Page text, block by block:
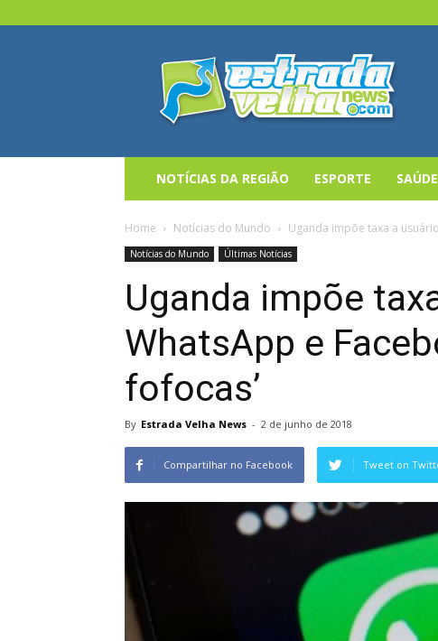
Estrada
Velha
News
NOTÍCIAS DA REGIÃO ESPORTE SAÚDE
Home Notícias do Mundo Uganda impõe taxa a
Notícias do Mundo Últimas Notícias
Uganda impõe
WhatsApp e
fofocas’
By Estrada Velha News - 2 de junho de 2018
Compartilhar no Facebook Tweet on